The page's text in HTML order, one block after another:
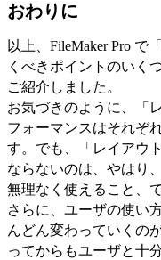
おわりに
以上、FileMaker Pro で
くべきポイントのいく
ご紹介しました。
お気づきのように、「
フォーマンスはそれぞ
す。でも、「レイアウ
ならないのは、やはり
無理なく使えること、
さらに、ユーザの使い
んどん変わっていくの
ってからもユーザと十